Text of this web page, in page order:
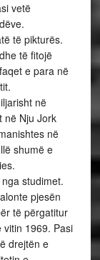
vetë
të pikturës.
të fitojë
e para në
në
në Nju Jork
në
shumë e
studimet.
pjesën
të përgatitur
1969. Pasi
drejtën e